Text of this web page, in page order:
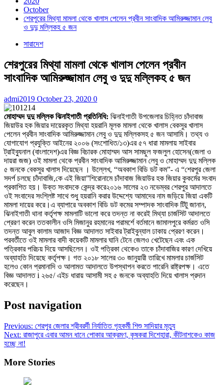
October
শেরপুরের মিথ্যা মামলা থেকে খালাস পেলেন প্রবীন সাংবাদিক আমিরুজ্জামান লেবু
ও দুদু মল্লিকহ ৫ জন
সারাদেশ
শেরপুরের মিথ্যা মামলা থেকে খালাস পেলেন প্রবীন
সাংবাদিক আমিরুজ্জামান লেবু ও দুদু মল্লিকহ ৫ জন
admi2019 October 23, 2020 0
মোহাম্মদ দুদু মল্লিক ঝিনাইগাতী প্রতিনিধি: ঝিনাইগাতী উপজেলার চিহ্নিত চাঁদাবাজ
জিয়াউর হক জিয়ার দায়েরকৃত মিথ্যা হয়রানি মূলক মামলা থেকে খালাস বেকসুর খালাস
পেলেন প্রবীন সাংবাদিক আমিরুজ্জামান লেবু ও দুদু মল্লিকসহ ৫ জন আসামি। তথ্য ও
যোগাযোগ প্রযুক্তি আইনের ২০০৬ (সংশোধিত/১৩)এর ৫৭ ধারা মামলায় সাইবার
ট্রাইব্যুনাল (বাংলাদেশ)এর বিজ্ঞ বিচারক মোহাম্মদ আস সামছুল ফজলুল হোসেন(জেলা ও
দায়রা জজ) ওই মামলা থেকে প্রবীন সাংবাদিক আমিরুজ্জামান লেবু ও মোহাম্মদ দুদু মল্লিক
৫ জনকে বেকসুর খালাস দিয়েছেন । উল্লেখ, “অবকাশ বিডি ডট কম”- এ “শেরপুর জেলা
সদর্প চলছে চাঁদাবাজি,কে এই জিয়া”শিরোনামে চাঁদাবাজ জিয়াউর হক জিয়ার কুকর্মের সংবাদ
প্রকাশিত হয়। উক্ত সংবাদকে কেন্দ্র করে২০১৬ সালের ২৩ নভেম্বর শেরপুর আদালতে
ওই সংবাদের সংশ্লিষ্ট সাথে শুধু হয়রানি করার উদ্দেশ্যে আমাদের নাম জড়িয়ে জিয়া একটি
মামলা দায়ের করে।এ ব্যাপারে অবকাশ বিডি ডট কমের সম্পাদক সাংবাদিক টিটু জানান,
ঝিনাইগাতী থানা কর্তৃপক্ষ মামলাটি ভালো করে তদন্ত না করেই মিথ্যা চার্জসিট আদালতে
প্রেরণ করেন ততকালীন ওসি মিজানুর রহমানের পরামর্শে বর্তমানে জামালপুরে কর্মরত ওসি
তদন্ত আবুল কালাম আজাদ বিজ্ঞ আদালত সাইবার ট্রাইবুন্যাল ঢাকায় প্রেরণ করেন।
পরবর্তীতে ওই মামলার বাদী কয়েকটি মামলার ঘানি টেনে জেলও খেটেছেন এবং এক
পত্রিকার পরিচয় দিয়ে আসছিলেন। ওই পত্রিকা থেকেও তাকে চাঁদাবাজির কারণ দেখিয়ে
অব্যাহতি দিয়েছে কর্তৃপক্ষ। গত ২০১৮ সালের ৩০ জানুয়ারী তারিখে মামলার চার্জসিট
হলেও কোন প্রমানাদি ও আলামত আদালতে উপস্থাপন করতে পারেনি রাষ্ট্রপক্ষ। এতে
বিজ্ঞ আদালত i ২৬৫/ এইচ ধারায় আসামী সহ ৫ জনকে অব্যাহতি দিয়ে খালাস প্রদান
করেছেন।
Post navigation
Previous: শেরপুর জেলার শ্রীবরর্দী নির্যাতিত গৃহকর্মী শিশু সাদিয়ার মৃত্যু
Next: রাজাপুরে এবার আমন ধানে পোকার আক্রমণ, কৃষকরা দিশেহারা, কীটনাশকেও কাজ
হচ্ছে না!
More Stories